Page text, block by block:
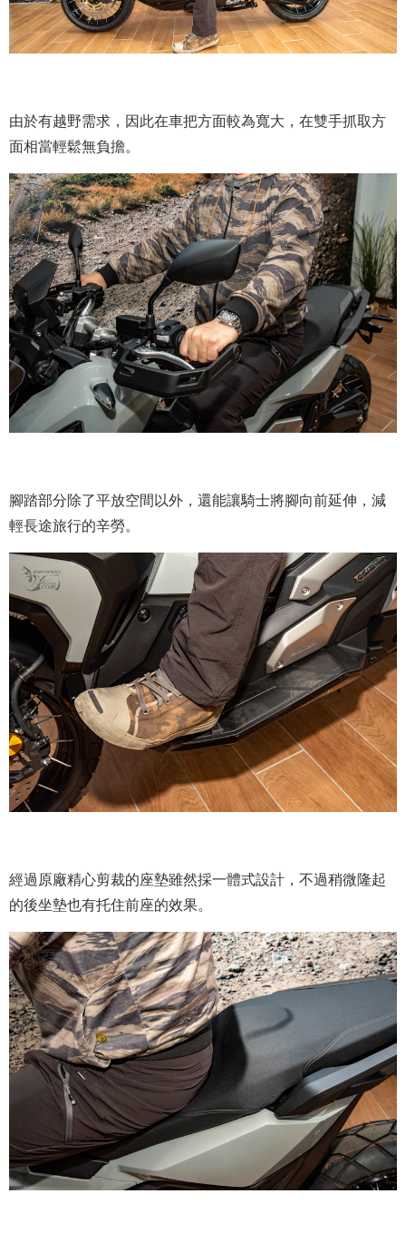
由於有越野需求，因此在車把方面較為寬大，在雙手抓取方
面相當輕鬆無負擔。
腳踏部分除了平放空間以外，還能讓騎士將腳向前延伸，減
輕長途旅行的辛勞。
經過原廠精心剪裁的座墊雖然採一體式設計，不過稍微隆起
的後坐墊也有托住前座的效果。